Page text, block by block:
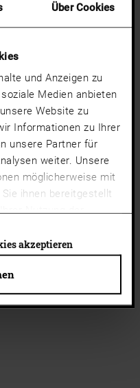
Über Cookies
und Anzeigen zu
Medien anbieten
Website zu
Informationen zu Ihrer
unsere Partner für
weiter. Unsere
möglicherweise mit
ihnen bereitgestellt
Nutzung der
Du kannst deine
akzeptieren